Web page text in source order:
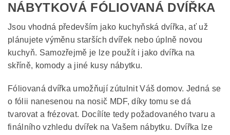
NÁBYTKOVÁ FÓLIOVANÁ DVÍŘKA
Jsou vhodná především jako kuchyňská dvířka, ať už
plánujete výměnu starších dvířek nebo úplně novou
kuchyň. Samozřejmě je lze použít i jako dvířka na
skříně, komody a jiné kusy nábytku.
Fóliovaná dvířka umožňují zútulnit Váš domov. Jedná se
o fólii nanesenou na nosič MDF, díky tomu se dá
tvarovat a frézovat. Docílíte tedy požadovaného tvaru a
finálního vzhledu dvířek na Vašem nábytku. Dvířka lze